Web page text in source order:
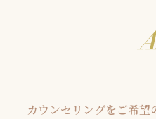
カウンセリングをご希望